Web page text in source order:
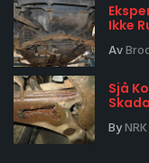
Ikke
Av
Sjå
ByNRK